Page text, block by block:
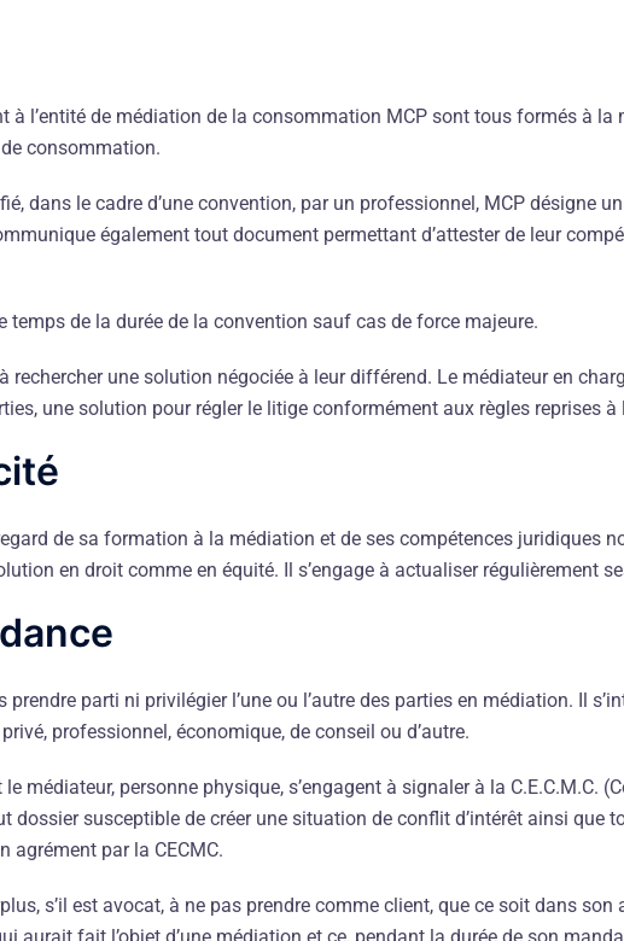
à l’entité de médiation de la consommation MCP sont tous formés à
consommation.
dans le cadre d’une convention, par un professionnel, MCP désigne
également tout document permettant d’attester de leur
temps de la durée de la convention sauf cas de force majeure.
rechercher une solution négociée à leur différend. Le médiateur en
une solution pour régler le litige conformément aux règles reprises à
de sa formation à la médiation et de ses compétences juridiques
en droit comme en équité. Il s’engage à actualiser régulièrement
prendre parti ni privilégier l’une ou l’autre des parties en médiation. Il
professionnel, économique, de conseil ou d’autre.
médiateur, personne physique, s’engagent à signaler à la C.E.C.M.C.
susceptible de créer une situation de conflit d’intérêt ainsi que
agrément par la CECMC.
s’il est avocat, à ne pas prendre comme client, que ce soit dans son